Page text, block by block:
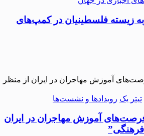
زیسته فلسطینیان در کمپ‌های
تیتر یک رویدادها و نشست‌ها
آموزش مهاجران در ایران